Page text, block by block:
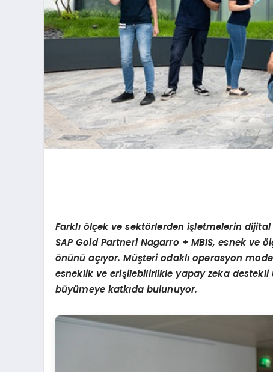
Farklı ölçek ve sektörlerden işletmelerin
SAP Gold Partneri Nagarro + MBIS, esnek ve
önünü açıyor. Müşteri odaklı operasyon
esneklik ve erişilebilirlikle yapay zeka
büyümeye katkıda bulunuyor.